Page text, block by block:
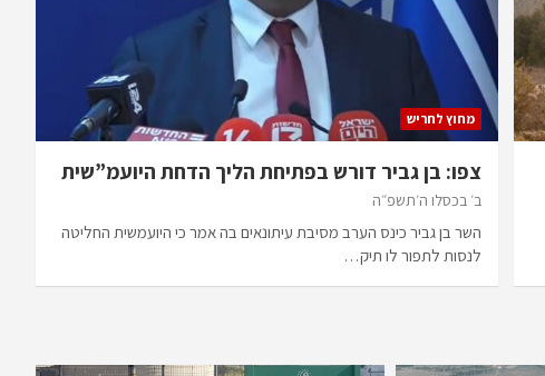
מחוץ לחריש
צפו: בן גביר דורש בפתיחת הליך הדחת היועמ”שית
ב׳ בכסלו ה׳תשפ״ה
השר בן גביר כינס הערב מסיבת עיתונאים בה אמר כי היועמשית החליטה
לנסות לתפור לו תיק…